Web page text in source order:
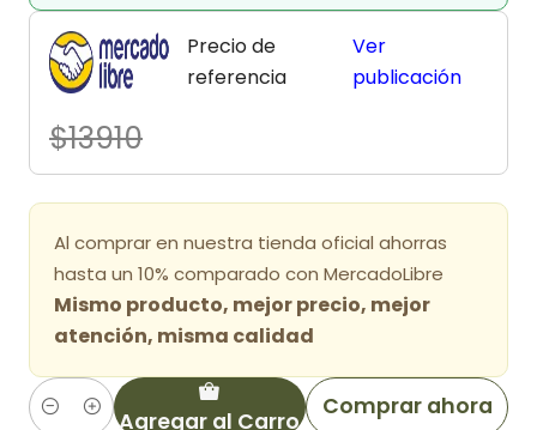
Precio de
referencia
$13910
Ver
publicación
Al comprar en nuestra tienda oficial ahorras
hasta un 10% comparado con MercadoLibre
Mismo producto, mejor precio, mejor
atención, misma calidad
Cantidad Agregar al Carro
Comprar ahora